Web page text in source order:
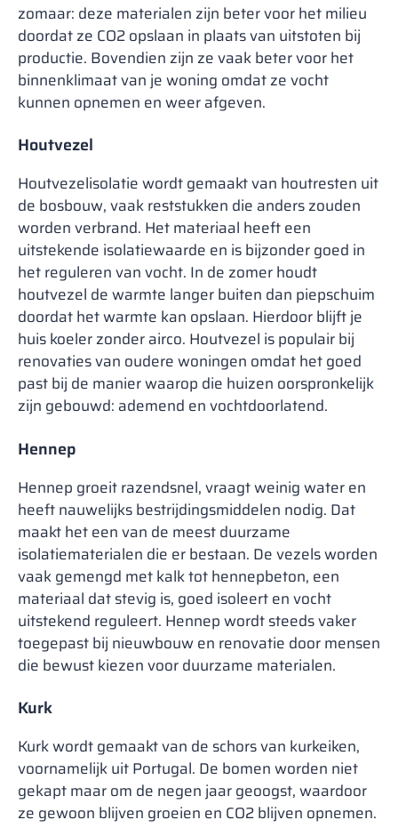
zomaar: deze materialen zijn beter voor het milieu
doordat ze CO2 opslaan in plaats van uitstoten bij
productie. Bovendien zijn ze vaak beter voor het
binnenklimaat van je woning omdat ze vocht
kunnen opnemen en weer afgeven.
Houtvezel
Houtvezelisolatie wordt gemaakt van houtresten uit
de bosbouw, vaak reststukken die anders zouden
worden verbrand. Het materiaal heeft een
uitstekende isolatiewaarde en is bijzonder goed in
het reguleren van vocht. In de zomer houdt
houtvezel de warmte langer buiten dan piepschuim
doordat het warmte kan opslaan. Hierdoor blijft je
huis koeler zonder airco. Houtvezel is populair bij
renovaties van oudere woningen omdat het goed
past bij de manier waarop die huizen oorspronkelijk
zijn gebouwd: ademend en vochtdoorlatend.
Hennep
Hennep groeit razendsnel, vraagt weinig water en
heeft nauwelijks bestrijdingsmiddelen nodig. Dat
maakt het een van de meest duurzame
isolatiematerialen die er bestaan. De vezels worden
vaak gemengd met kalk tot hennepbeton, een
materiaal dat stevig is, goed isoleert en vocht
uitstekend reguleert. Hennep wordt steeds vaker
toegepast bij nieuwbouw en renovatie door mensen
die bewust kiezen voor duurzame materialen.
Kurk
Kurk wordt gemaakt van de schors van kurkeiken,
voornamelijk uit Portugal. De bomen worden niet
gekapt maar om de negen jaar geoogst, waardoor
ze gewoon blijven groeien en CO2 blijven opnemen.